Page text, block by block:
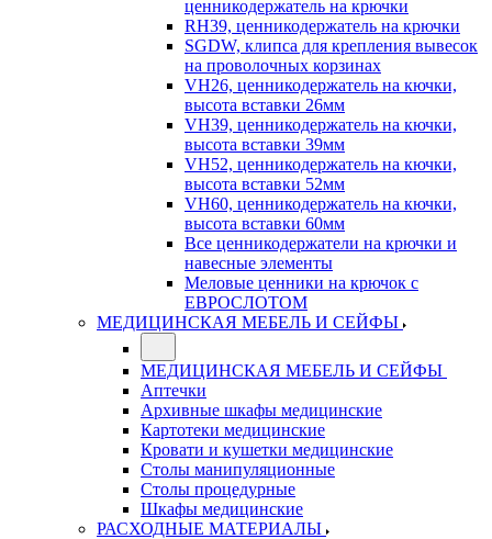
ценникодержатель на крючки
RH39, ценникодержатель на крючки
SGDW, клипса для крепления вывесок
на проволочных корзинах
VH26, ценникодержатель на кючки,
высота вставки 26мм
VH39, ценникодержатель на кючки,
высота вставки 39мм
VH52, ценникодержатель на кючки,
высота вставки 52мм
VH60, ценникодержатель на кючки,
высота вставки 60мм
Все ценникодержатели на крючки и
навесные элементы
Меловые ценники на крючок с
ЕВРОСЛОТОМ
МЕДИЦИНСКАЯ МЕБЕЛЬ И СЕЙФЫ
МЕДИЦИНСКАЯ МЕБЕЛЬ И СЕЙФЫ
Аптечки
Архивные шкафы медицинские
Картотеки медицинские
Кровати и кушетки медицинские
Столы манипуляционные
Столы процедурные
Шкафы медицинские
РАСХОДНЫЕ МАТЕРИАЛЫ